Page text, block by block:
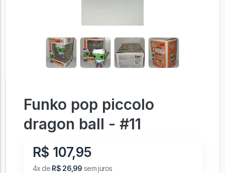
Funko pop piccolo
dragon ball - #11
R$ 107,95
4x de R$ 26,99 sem juros